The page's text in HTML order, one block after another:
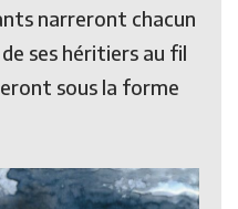
narreront chacun
ses héritiers au fil
sous la forme